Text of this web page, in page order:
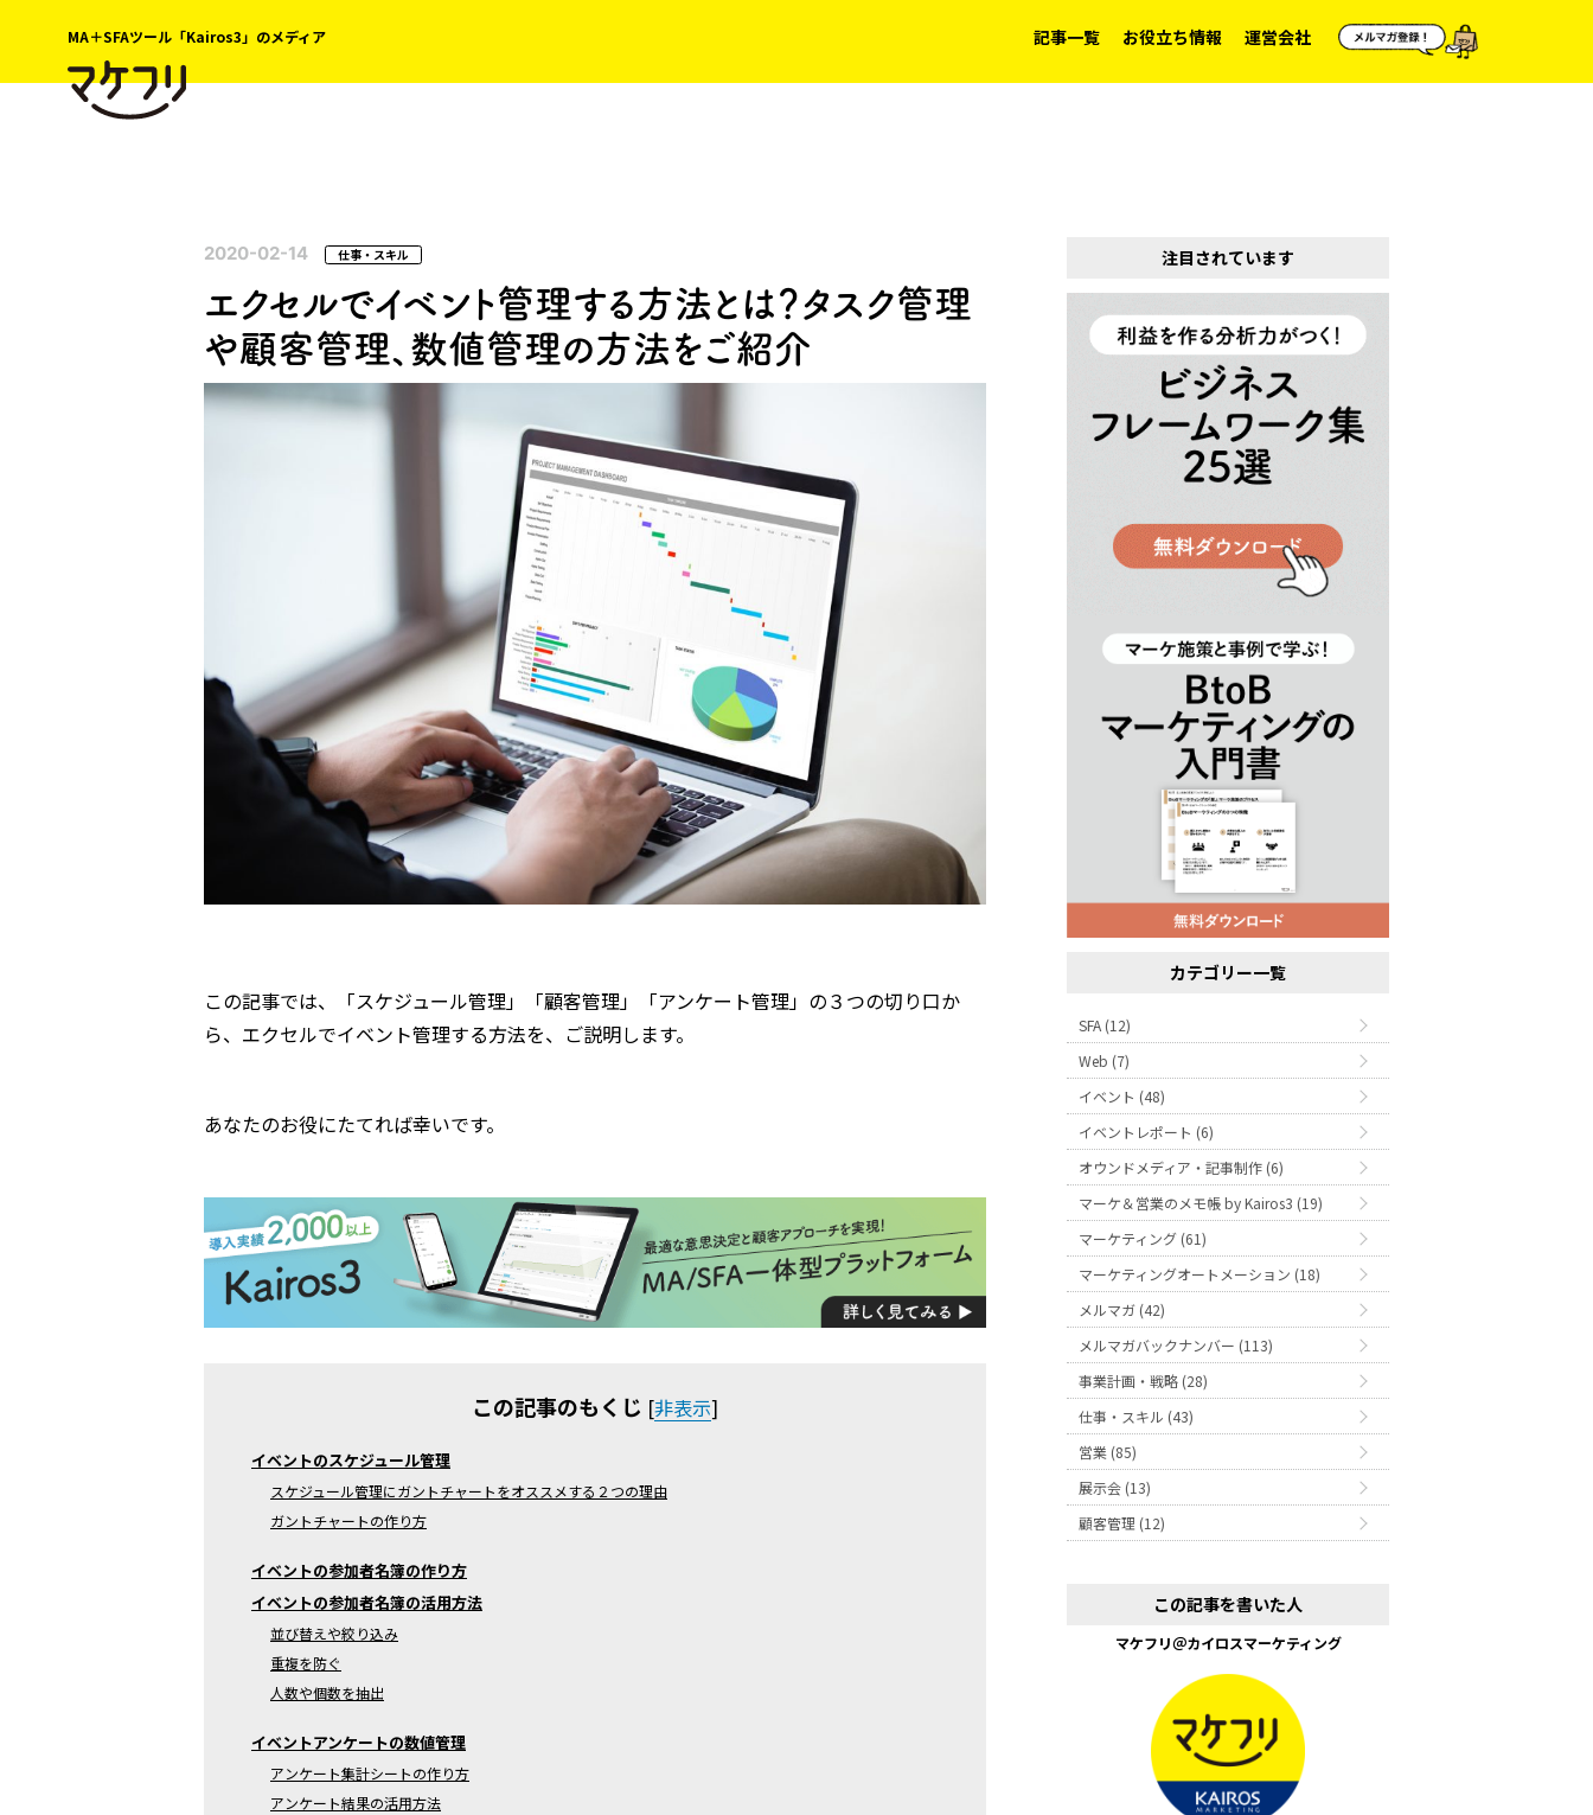
MA＋SFAツール「Kairos3」のメディア 記事一覧 お役立ち情報 運営会社
2020-02-14 仕事・スキル
エクセルでイベント管理する方法とは？タスク管理
や顧客管理、数値管理の方法をご紹介
この記事では、「スケジュール管理」「顧客管理」「アンケート管理」の３つの切り口か
ら、エクセルでイベント管理する方法を、ご説明します。
あなたのお役にたてれば幸いです。
この記事のもくじ [非表示]
イベントのスケジュール管理
スケジュール管理にガントチャートをオススメする２つの理由
ガントチャートの作り方
イベントの参加者名簿の作り方
イベントの参加者名簿の活用方法
並び替えや絞り込み
重複を防ぐ
人数や個数を抽出
イベントアンケートの数値管理
アンケート集計シートの作り方
アンケート結果の活用方法
注目されています
カテゴリー一覧
SFA (12)
Web (7)
イベント (48)
イベントレポート (6)
オウンドメディア・記事制作 (6)
マーケ＆営業のメモ帳 by Kairos3 (19)
マーケティング (61)
マーケティングオートメーション (18)
メルマガ (42)
メルマガバックナンバー (113)
事業計画・戦略 (28)
仕事・スキル (43)
営業 (85)
展示会 (13)
顧客管理 (12)
この記事を書いた人
マケフリ＠カイロスマーケティング